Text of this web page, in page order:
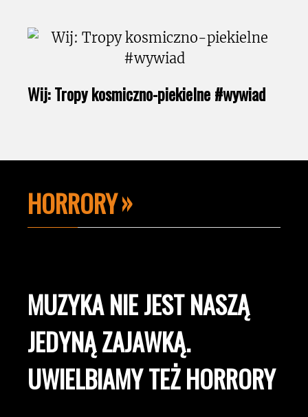
Wij: Tropy kosmiczno-piekielne #wywiad
HORRORY
MUZYKA NIE JEST NASZĄ
JEDYNĄ ZAJAWKĄ.
UWIELBIAMY TEŻ HORRORY